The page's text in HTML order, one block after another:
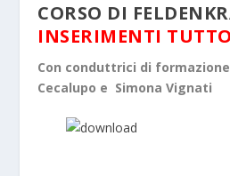
CORSO DI
INSERIMENTI
Con conduttrici di
Cecalupo e Simona Vignati